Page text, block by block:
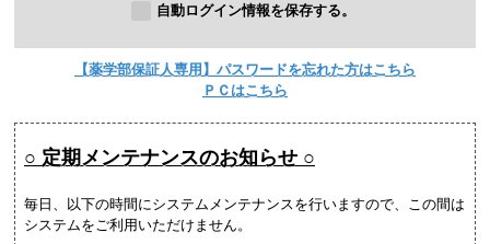
自動ログイン情報を保存する。
【薬学部保証人専用】パスワードを忘れた方はこちら
ＰＣはこちら
○ 定期メンテナンスのお知らせ ○
毎日、以下の時間にシステムメンテナンスを行いますので、この間は
システムをご利用いただけません。